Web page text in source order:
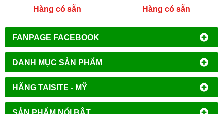
FANPAGE FACEBOOK
DANH MỤC SẢN PHẨM
HÃNG TAISITE - MỸ
SẢN PHẨM NỔI BẬT
MICROLIT HÃNG AHN -
ĐỨC
Hàng có sẵn
MICROLIT HÃNG AHN -
ĐỨC
Hàng có sẵn